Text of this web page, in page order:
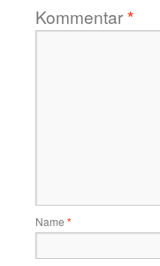
Kommentar*
Name *